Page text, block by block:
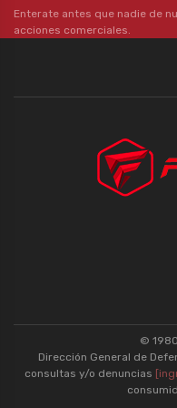
Enterate antes que nadie de
acciones comerciales.
©
Dirección General de
consultas y/o denuncias